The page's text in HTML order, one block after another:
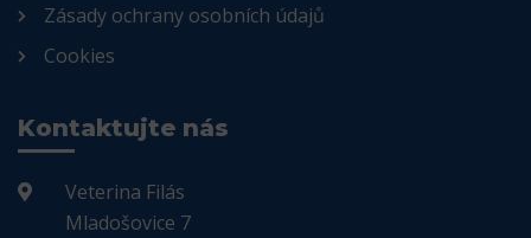
Zásady ochrany osobních údajů
Cookies
Kontaktujte nás
Veterina Filás
Mladošovice 7